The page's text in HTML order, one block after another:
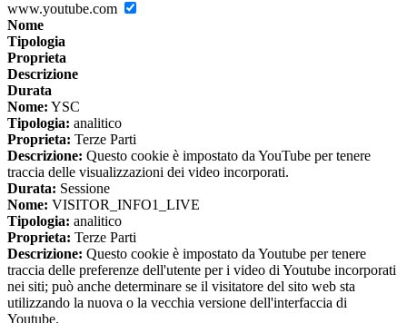
www.youtube.com
Nome
Tipologia
Proprieta
Descrizione
Durata
Nome: YSC
Tipologia: analitico
Proprieta: Terze Parti
Descrizione: Questo cookie è impostato da YouTube per tenere
traccia delle visualizzazioni dei video incorporati.
Durata: Sessione
Nome: VISITOR_INFO1_LIVE
Tipologia: analitico
Proprieta: Terze Parti
Descrizione: Questo cookie è impostato da Youtube per tenere
traccia delle preferenze dell'utente per i video di Youtube incorporati
nei siti; può anche determinare se il visitatore del sito web sta
utilizzando la nuova o la vecchia versione dell'interfaccia di
Youtube.